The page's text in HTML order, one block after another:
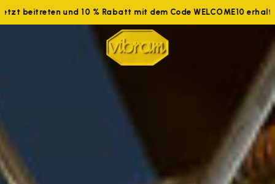
beitreten und 10 % Rabatt mit dem Code WELCOME10 erhalten